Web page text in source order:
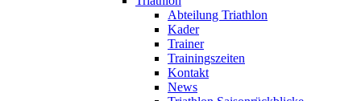
Abteilung Triathlon
Kader
Trainer
Trainingszeiten
Kontakt
News